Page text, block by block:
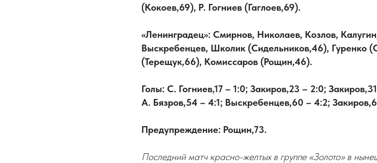
(Кокоев,69), Р. Гогниев (Гаглоев,69).
«Ленинградец»: Смирнов, Николаев, Козлов,
Выскребенцев, Школик (Сидельников,46), Гуренко
(Терещук,66), Комиссаров (Рощин,46).
Голы: С. Гогниев,17 – 1:0; Закиров,23 – 2:0;
А. Бязров,54 – 4:1; Выскребенцев,60 – 4:2;
Предупреждение: Рощин,73.
Последний матч красно-желтых в группе «Золото» в